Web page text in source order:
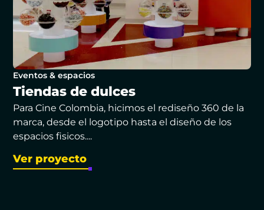
Eventos & espacios
Tiendas de dulces
Para Cine Colombia, hicimos el rediseño 360 de la
marca, desde el logotipo hasta el diseño de los
espacios fisicos....
Ver proyecto